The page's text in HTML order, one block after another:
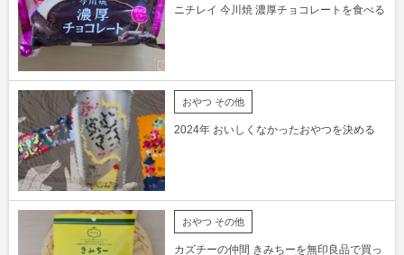
ニチレイ 今川焼 濃厚チョコレートを食べる
おやつ その他
2024年 おいしくなかったおやつを決める
おやつ その他
カズチーの仲間 きみちーを無印良品で買っ